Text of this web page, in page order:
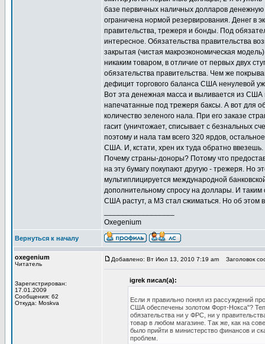
базе первичных наличных долларов
ограничена нормой резервирования. Денег в
правительства, трежеря и бонды. Под
интересное. Обязательства правительства
закрытая (чистая макроэкономическая
никаким товаром, в отличие от первых двух
обязательства правительства. Чем же
дефицит торгового баланса США ненулевой
Вот эта денежная масса и выливается из
напечатанные под трежеря баксы. А вот для
количество зеленого нала. При его заказе
гасит (уничтожает, списывает с безнальных
поэтому и нала там всего 320 ярдов,
США. И, кстати, хрен их туда обратно
Почему страны-доноры? Потому что
на эту бумагу покупают другую - трежеря. Но
мультиплицируется международной
дополнительному спросу на доллары. И
США растут, а М3 стал сжиматься. Но об этом
Oxegenium
Вернуться к началу
oxegenium
Читатель
Зарегистрирован:
17.01.2009
Сообщения: 62
Откуда: Moskva
Добавлено: Вт Июл 13, 2010 7:19 am Заголовок
igrek писал(а):
Если я правильно понял из рассуждений
США обеспечены золотом Форт-Нокса"?
обязательства ни у ФРС, ни у
товар в любом магазине. Так же, как на
было прийти в министерство финансов и
проблем.